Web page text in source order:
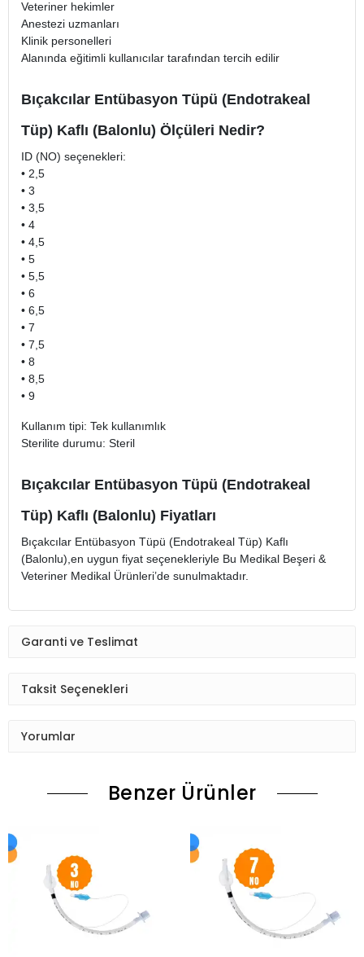
Veteriner hekimler
Anestezi uzmanları
Klinik personelleri
Alanında eğitimli kullanıcılar tarafından tercih edilir
Bıçakcılar Entübasyon Tüpü (Endotrakeal
Tüp) Kaflı (Balonlu) Ölçüleri Nedir?
ID (NO) seçenekleri:
• 2,5
• 3
• 3,5
• 4
• 4,5
• 5
• 5,5
• 6
• 6,5
• 7
• 7,5
• 8
• 8,5
• 9
Kullanım tipi: Tek kullanımlık
Sterilite durumu: Steril
Bıçakcılar Entübasyon Tüpü (Endotrakeal
Tüp) Kaflı (Balonlu) Fiyatları
Bıçakcılar Entübasyon Tüpü (Endotrakeal Tüp) Kaflı
(Balonlu),en uygun fiyat seçenekleriyle Bu Medikal Beşeri &
Veteriner Medikal Ürünleri’de sunulmaktadır.
Garanti ve Teslimat
Taksit Seçenekleri
Yorumlar
Benzer Ürünler